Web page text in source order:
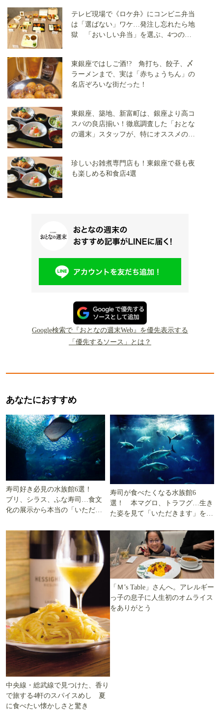
テレビ現場で《ロケ弁》にコンビニ弁当
は「選ばない」ワケ…発注し忘れたら地
獄 「おいしい弁当」を選ぶ、4つのこ
東銀座ではしご酒!? 角打ち、餃子、〆
ラーメンまで、実は「赤ちょうちん」の
名店ぞろいな街だった！
東銀座、築地、新富町は、銀座より高コ
スパの良店揃い！徹底調査した「おとな
の週末」スタッフが、特にオススメの店
珍しいお雑煮専門店も！東銀座で昼も夜
も楽しめる和食店4選
Google検索で『おとなの週末Web』を優先表示する
「優先するソース」とは？
あなたにおすすめ
寿司好き必見の水族館6選！
ブリ、シラス、ふな寿司…食文
化の展示から本当の「いただき
寿司が食べたくなる水族館6
選！ 本マグロ、トラフグ…生き
た姿を見て「いただきます」を考
中央線・総武線で見つけた、香り
で旅する4軒のスパイスめし 夏
に食べたい懐かしさと驚き
「Ｍ’s Table」さんへ。アレルギー
っ子の息子に人生初のオムライス
をありがとう